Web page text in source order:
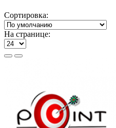
Сортировка:
На странице: